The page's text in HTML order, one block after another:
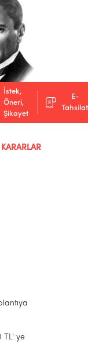
İstek,
Öneri,
Şikayet
E-
Tahsilat
TL' ye